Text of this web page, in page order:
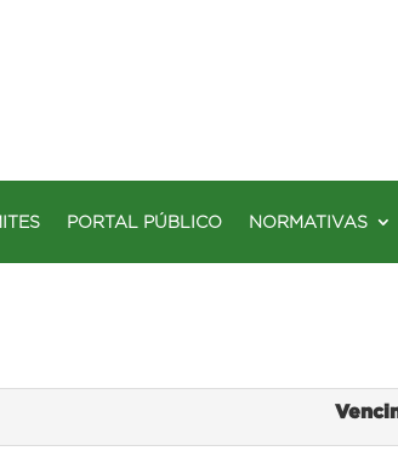
PORTAL PÚBLICO NORMATIVAS